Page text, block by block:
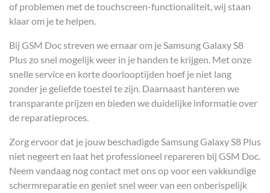
of problemen met de touchscreen-functionaliteit, wij staan
klaar om je te helpen.
Bij GSM Doc streven we ernaar om je Samsung Galaxy S8
Plus zo snel mogelijk weer in je handen te krijgen. Met onze
snelle service en korte doorlooptijden hoef je niet lang
zonder je geliefde toestel te zijn. Daarnaast hanteren we
transparante prijzen en bieden we duidelijke informatie over
de reparatieproces.
Zorg ervoor dat je jouw beschadigde Samsung Galaxy S8 Plus
niet negeert en laat het professioneel repareren bij GSM Doc.
Neem vandaag nog contact met ons op voor een vakkundige
schermreparatie en geniet snel weer van een onberispelijk